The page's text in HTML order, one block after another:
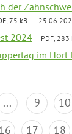
der
75 kB
2024 PDF, 283
im Hort
... 9 10
16 17 18